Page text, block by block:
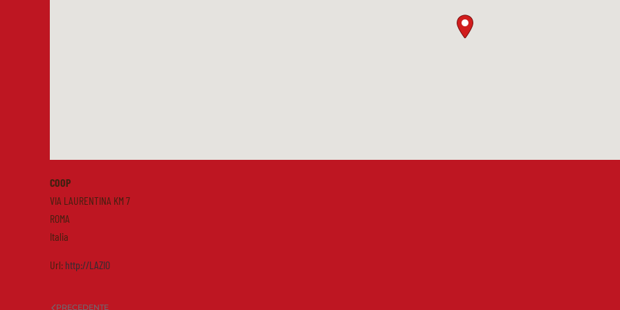
COOP
VIA LAURENTINA KM 7
ROMA
Italia
Url: http://LAZIO
PRECEDENTE